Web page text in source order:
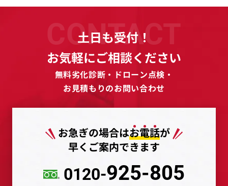
CONTACT
土日も受付！
お気軽にご相談ください
無料劣化診断・ドローン点検・
お見積もりのお問い合わせ
お急ぎの場合はお電話が
早くご案内できます
0120-925-805